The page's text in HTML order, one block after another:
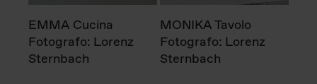
EMMA Cucina
Fotografo: Lorenz
Sternbach
MONIKA Tavolo
Fotografo: Lorenz
Sternbach